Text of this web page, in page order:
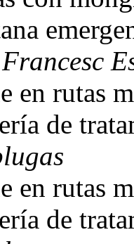
Francesc
en rutas
de
en rutas
de